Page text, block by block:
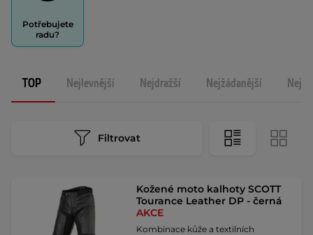
Potřebujete
radu?
TOP Nejlevnější Nejdražší Nejžádanější
Filtrovat
Kožené moto kalhoty SCOTT
Tourance Leather DP - černá
AKCE
Kombinace kůže a textilních